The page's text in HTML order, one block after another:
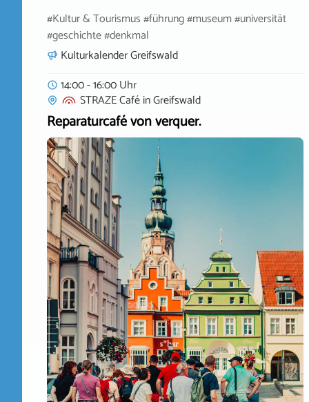
#Kultur & Tourismus #führung #museum #universität
#geschichte #denkmal
Kulturkalender Greifswald
14:00 - 16:00 Uhr
STRAZE CaféinGreifswald
Reparaturcafé von verquer.